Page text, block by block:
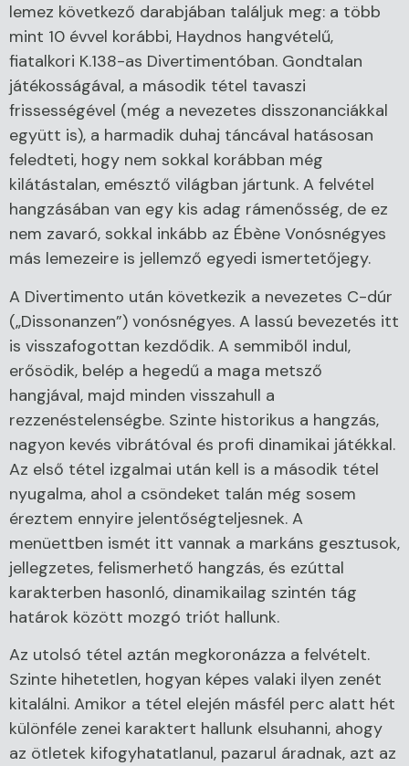
lemez következő darabjában találjuk meg: a több
mint 10 évvel korábbi, Haydnos hangvételű,
fiatalkori K.138-as Divertimentóban. Gondtalan
játékosságával, a második tétel tavaszi
frissességével (még a nevezetes disszonanciákkal
együtt is), a harmadik duhaj táncával hatásosan
feledteti, hogy nem sokkal korábban még
kilátástalan, emésztő világban jártunk. A felvétel
hangzásában van egy kis adag rámenősség, de ez
nem zavaró, sokkal inkább az Ébène Vonósnégyes
más lemezeire is jellemző egyedi ismertetőjegy.
A Divertimento után következik a nevezetes C-dúr
(„Dissonanzen”) vonósnégyes. A lassú bevezetés itt
is visszafogottan kezdődik. A semmiből indul,
erősödik, belép a hegedű a maga metsző
hangjával, majd minden visszahull a
rezzenéstelenségbe. Szinte historikus a hangzás,
nagyon kevés vibrátóval és profi dinamikai játékkal.
Az első tétel izgalmai után kell is a második tétel
nyugalma, ahol a csöndeket talán még sosem
éreztem ennyire jelentőségteljesnek. A
menüettben ismét itt vannak a markáns gesztusok,
jellegzetes, felismerhető hangzás, és ezúttal
karakterben hasonló, dinamikailag szintén tág
határok között mozgó triót hallunk.
Az utolsó tétel aztán megkoronázza a felvételt.
Szinte hihetetlen, hogyan képes valaki ilyen zenét
kitalálni. Amikor a tétel elején másfél perc alatt hét
különféle zenei karaktert hallunk elsuhanni, ahogy
az ötletek kifogyhatatlanul, pazarul áradnak, azt az